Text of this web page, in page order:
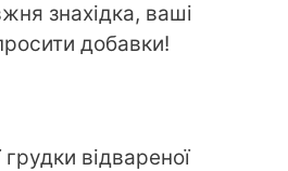
знахідка, ваші
добавки!
відвареної